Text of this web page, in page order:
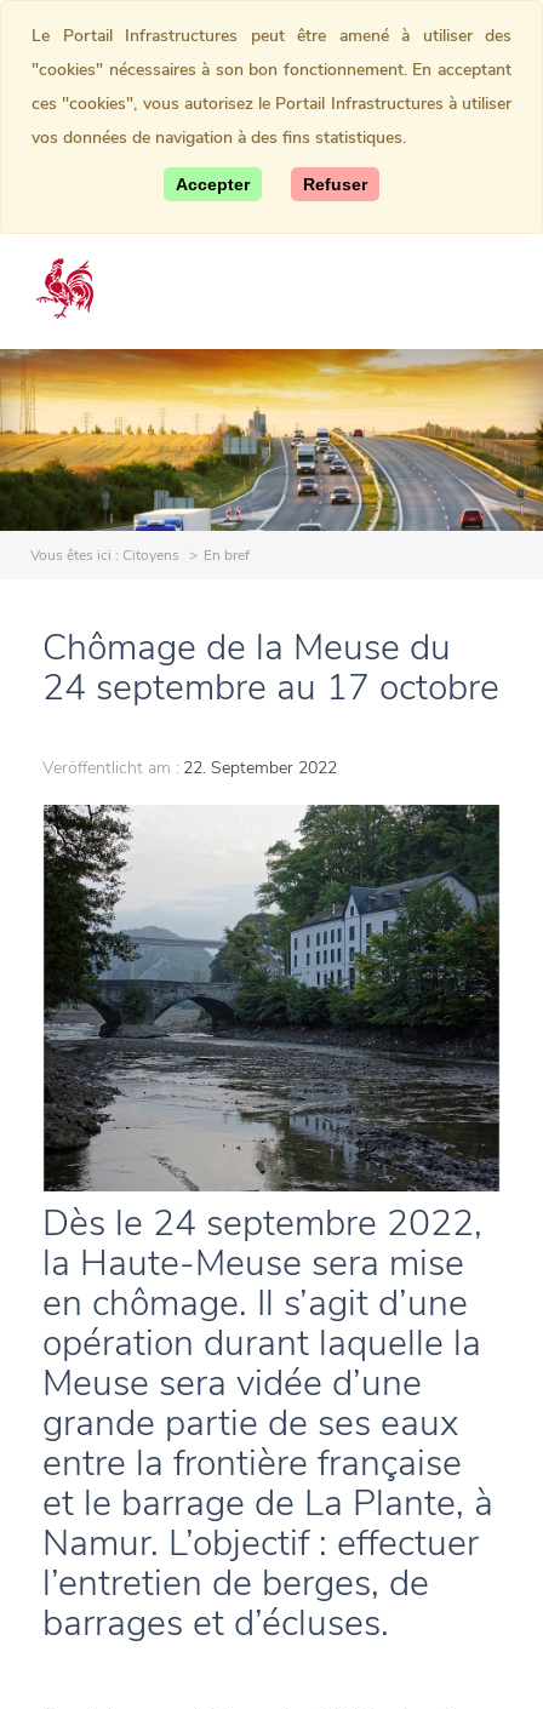
Vous êtes ici : Citoyens En bref
Chômage de la Meuse du
24 septembre au 17 octobre
Veröffentlicht am : 22. September 2022
Dès le 24 septembre 2022,
la Haute-Meuse sera mise
en chômage. Il s’agit d’une
opération durant laquelle la
Meuse sera vidée d’une
grande partie de ses eaux
entre la frontière française
et le barrage de La Plante, à
Namur. L’objectif : effectuer
l’entretien de berges, de
barrages et d’écluses.
Le Portail Infrastructures peut être amené à utiliser des
"cookies" nécessaires à son bon fonctionnement. En acceptant
ces "cookies", vous autorisez le Portail Infrastructures à utiliser
vos données de navigation à des fins statistiques.
Accepter Refuser